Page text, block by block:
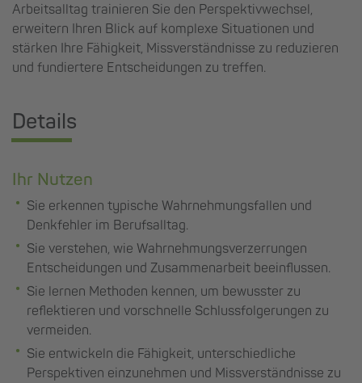
Arbeitsalltag trainieren Sie den Perspektivwechsel,
erweitern Ihren Blick auf komplexe Situationen und
stärken Ihre Fähigkeit, Missverständnisse zu reduzieren
und fundiertere Entscheidungen zu treffen.
Details
Ihr Nutzen
Sie erkennen typische Wahrnehmungsfallen und
Denkfehler im Berufsalltag.
Sie verstehen, wie Wahrnehmungsverzerrungen
Entscheidungen und Zusammenarbeit beeinflussen.
Sie lernen Methoden kennen, um bewusster zu
reflektieren und vorschnelle Schlussfolgerungen zu
vermeiden.
Sie entwickeln die Fähigkeit, unterschiedliche
Perspektiven einzunehmen und Missverständnisse zu